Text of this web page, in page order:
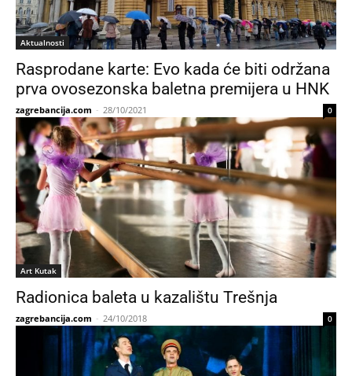
Aktualnosti
Rasprodane karte: Evo kada će biti održana
prva ovosezonska baletna premijera u HNK
zagrebancija.com - 28/10/2021 0
Art Kutak
Radionica baleta u kazalištu Trešnja
zagrebancija.com - 24/10/2018 0